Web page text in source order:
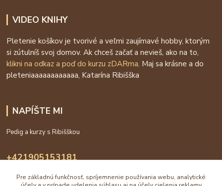
VIDEO KNIHY
Pletenie košíkov je tvorivé a veľmi zaujímavé hobby, ktorým
si zútulníš svoj domov. Ak chceš začať a nevieš, ako na to,
klikni na odkaz a poď do kurzu zDARma. Maj sa krásne a do
pleteniaaaaaaaaaaaa, Katarína Ribišška
NAPÍŠTE MI
Pedig a kurzy s Ribišškou
+421905153181
Pre základnú funkčnosť, spríjemnenie používania webu, analytické